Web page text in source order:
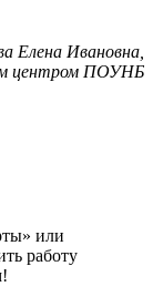
Елена Ивановна,
центром ПОУНБ
или
работу